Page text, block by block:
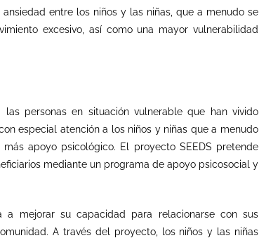
entre los niños y as niñas, que a menudo se
excesivo, así como una mayor vulnerabilidad
personas en situación vulnerable que han vivido
especial atención a los niños y niñas que a menudo
apoyo psicológico. El proyecto SEEDS pretende
mediante un programa de apoyo psicosocial y
mejorar su capacidad para relacionarse con sus
Através del proyecto, los niños y las niñas